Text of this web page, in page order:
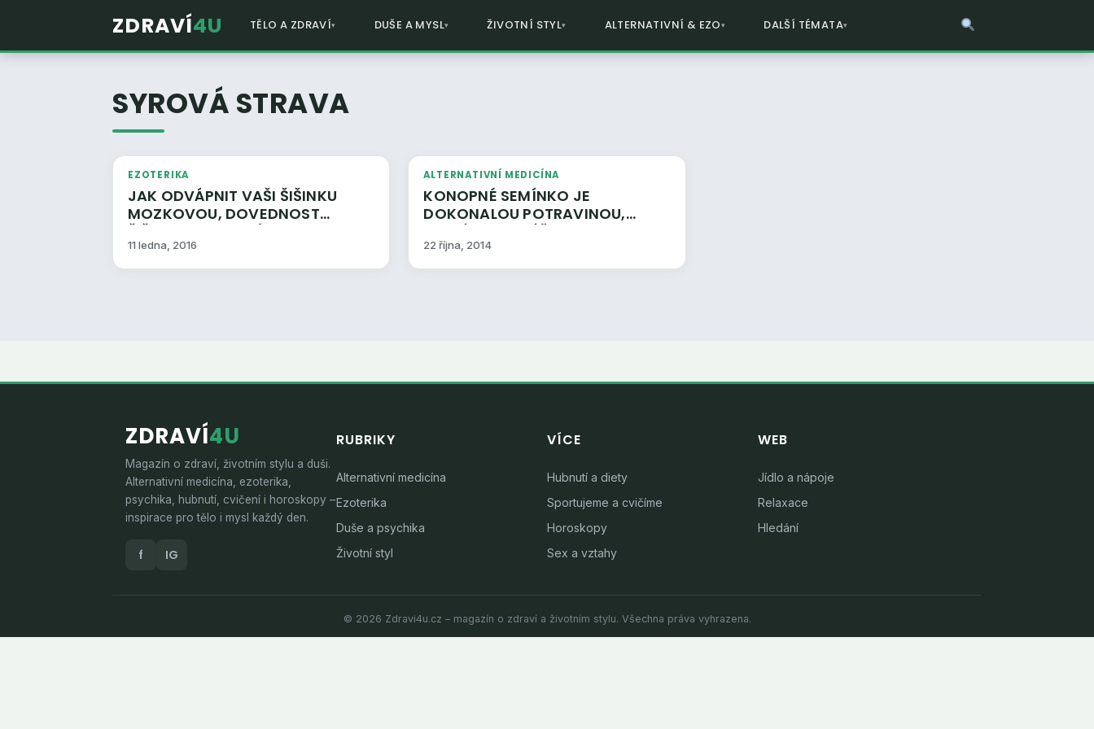
ZDRAVÍ4U TĚLO A ZDRAVÍ DUŠE A MYSL ŽIVOTNÍ STYL ALTERNATIVNÍ & EZO DALŠÍ TÉMATA
SYROVÁ STRAVA
EZOTERIKA
JAK ODVÁPNIT VAŠI ŠIŠINKU
MOZKOVOU, DOVEDNOST
ŠIŠINKY MOZKOVÉ A AKTIVACE
11 ledna, 2016
ALTERNATIVNÍ MEDICÍNA
KONOPNÉ SEMÍNKO JE
DOKONALOU POTRAVINOU,
KTERÁ SVOU VÝŽIVOVOU
HODNOTOU PŘEDČÍ
NEJKVALITNĚJŠÍ MASO + RECEPT
22 října, 2014
ZDRAVÍ4U
Magazín o zdraví, životním stylu a duši.
Alternativní medicína, ezoterika,
psychika, hubnutí, cvičení i horoskopy –
inspirace pro tělo i mysl každý den.
f IG
RUBRIKY
Alternativní medicína
Ezoterika
Duše a psychika
Životní styl
VÍCE
Hubnutí a diety
Sportujeme a cvičíme
Horoskopy
Sex a vztahy
WEB
Jídlo a nápoje
Relaxace
Hledání
© 2026 Zdravi4u.cz – magazín o zdraví a životním stylu. Všechna práva vyhrazena.